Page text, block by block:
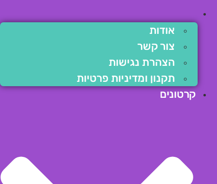
אודות
צור קשר
הצהרת נגישות
תקנון ומדיניות פרטיות
קרטונים